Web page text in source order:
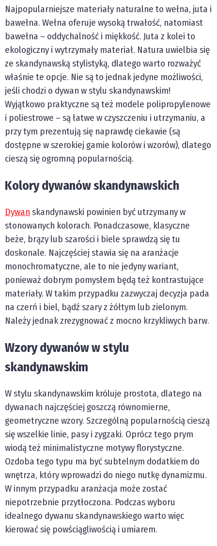
Najpopularniejsze materiały naturalne to wełna, juta i
bawełna. Wełna oferuje wysoką trwałość, natomiast
bawełna – oddychalność i miękkość. Juta z kolei to
ekologiczny i wytrzymały materiał. Natura uwielbia się
ze skandynawską stylistyką, dlatego warto rozważyć
właśnie te opcje. Nie są to jednak jedyne możliwości,
jeśli chodzi o dywan w stylu skandynawskim!
Wyjątkowo praktyczne są też modele polipropylenowe
i poliestrowe – są łatwe w czyszczeniu i utrzymaniu, a
przy tym prezentują się naprawdę ciekawie (są
dostępne w szerokiej gamie kolorów i wzorów), dlatego
cieszą się ogromną popularnością.
Kolory dywanów skandynawskich
Dywan skandynawski powinien być utrzymany w
stonowanych kolorach. Ponadczasowe, klasyczne
beże, brązy lub szarości i biele sprawdzą się tu
doskonale. Najczęściej stawia się na aranżacje
monochromatyczne, ale to nie jedyny wariant,
ponieważ dobrym pomysłem będą też kontrastujące
materiały. W takim przypadku zazwyczaj decyzja pada
na czerń i biel, bądź szary z żółtym lub zielonym.
Należy jednak zrezygnować z mocno krzykliwych barw.
Wzory dywanów w stylu
skandynawskim
W stylu skandynawskim króluje prostota, dlatego na
dywanach najczęściej goszczą równomierne,
geometryczne wzory. Szczególną popularnością cieszą
się wszelkie linie, pasy i zygzaki. Oprócz tego prym
wiodą też minimalistyczne motywy florystyczne.
Ozdoba tego typu ma być subtelnym dodatkiem do
wnętrza, który wprowadzi do niego nutkę dynamizmu.
W innym przypadku aranżacja może zostać
niepotrzebnie przytłoczona. Podczas wyboru
idealnego dywanu skandynawskiego warto więc
kierować się powściągliwością i umiarem.